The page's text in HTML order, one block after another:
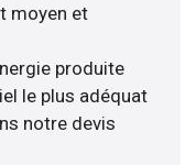
moyen et
produite
le plus adéquat
notre devis